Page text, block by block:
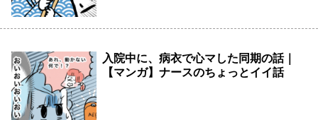
入院中に、病衣で心マした同期の話｜
【マンガ】ナースのちょっとイイ話